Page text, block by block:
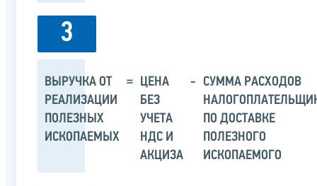
3
ВЫРУЧКА ОТ
РЕАЛИЗАЦИИ
ПОЛЕЗНЫХ
ИСКОПАЕМЫХ
= ЦЕНА
БЕЗ
УЧЕТА
НДС И
АКЦИЗА
-
СУММА РАСХОДОВ
ПО ДОСТАВКЕ
ПОЛЕЗНОГО
ИСКОПАЕМОГО